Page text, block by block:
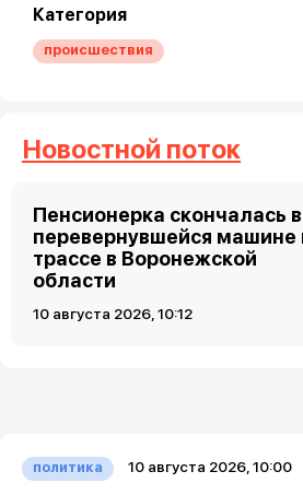
Категория
происшествия
Новостной поток
Пенсионерка скончалась в
перевернувшейся машине
трассе в Воронежской
области
10 августа 2026, 10:12
политика 10 августа 2026, 10:00